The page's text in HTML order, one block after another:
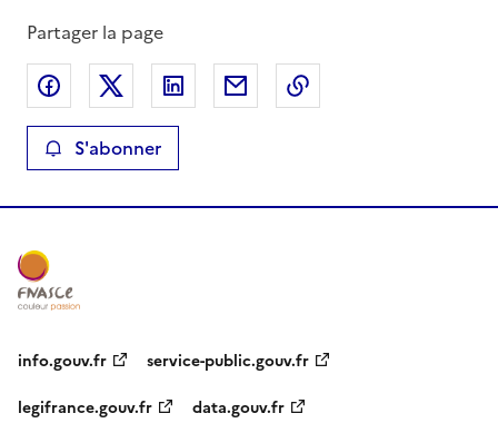
Partager la page
Partager sur Facebook
Partager sur XPartager sur LinkedIn
Partager par email
S'abonner
info.gouv.fr
service-public.gouv.fr
legifrance.gouv.fr
data.gouv.fr